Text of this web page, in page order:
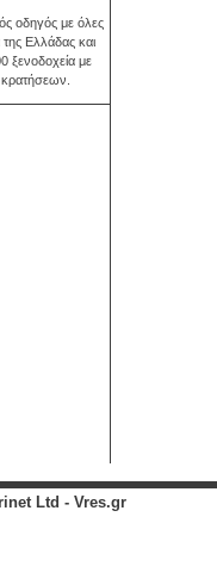
οδηγός με όλες
της Ελλάδας και
ξενοδοχεία με
Ltd - Vres.gr